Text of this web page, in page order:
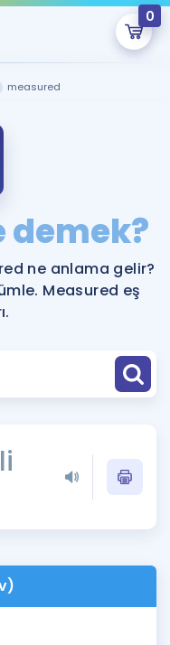
0
onlarca eğitim seni
measured
demek?
ne anlama gelir?
Measured eş